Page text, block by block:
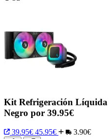
Kit Refrigeración Líquida
Negro por 39.95€
39.95€ 45.95€ 3.90€